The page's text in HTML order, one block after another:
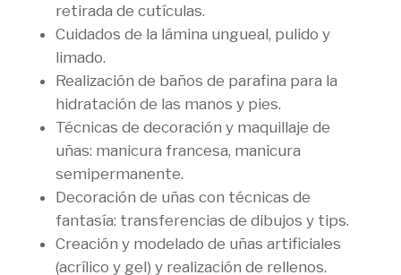
retirada de cutículas.
Cuidados de la lámina ungueal, pulido y
limado.
Realización de baños de parafina para la
hidratación de las manos y pies.
Técnicas de decoración y maquillaje de
uñas: manicura francesa, manicura
semipermanente.
Decoración de uñas con técnicas de
fantasía: transferencias de dibujos y tips.
Creación y modelado de uñas artificiales
(acrílico y gel) y realización de rellenos.